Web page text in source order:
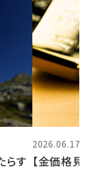
らす
2026.06.17
【金価格